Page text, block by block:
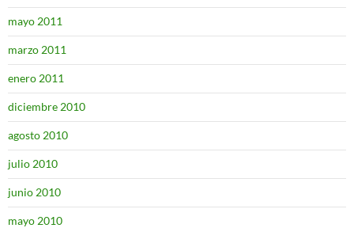
mayo 2011
marzo 2011
enero 2011
diciembre 2010
agosto 2010
julio 2010
junio 2010
mayo 2010